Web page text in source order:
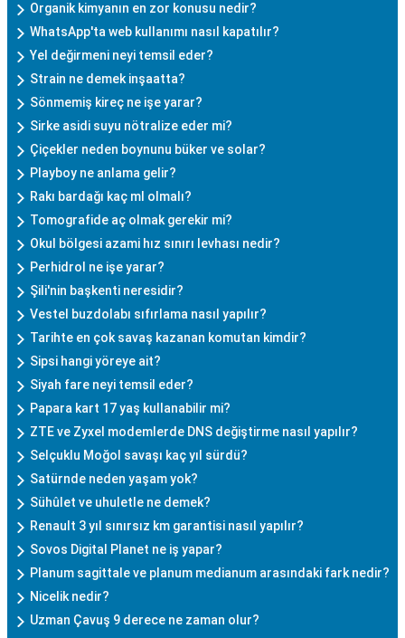
Organik kimyanın en zor konusu nedir?
WhatsApp'ta web kullanımı nasıl kapatılır?
Yel değirmeni neyi temsil eder?
Strain ne demek inşaatta?
Sönmemiş kireç ne işe yarar?
Sirke asidi suyu nötralize eder mi?
Çiçekler neden boynunu büker ve solar?
Playboy ne anlama gelir?
Rakı bardağı kaç ml olmalı?
Tomografide aç olmak gerekir mi?
Okul bölgesi azami hız sınırı levhası nedir?
Perhidrol ne işe yarar?
Şili'nin başkenti neresidir?
Vestel buzdolabı sıfırlama nasıl yapılır?
Tarihte en çok savaş kazanan komutan kimdir?
Sipsi hangi yöreye ait?
Siyah fare neyi temsil eder?
Papara kart 17 yaş kullanabilir mi?
ZTE ve Zyxel modemlerde DNS değiştirme nasıl yapılır?
Selçuklu Moğol savaşı kaç yıl sürdü?
Satürnde neden yaşam yok?
Sühûlet ve uhuletle ne demek?
Renault 3 yıl sınırsız km garantisi nasıl yapılır?
Sovos Digital Planet ne iş yapar?
Planum sagittale ve planum medianum arasındaki fark nedir?
Nicelik nedir?
Uzman Çavuş 9 derece ne zaman olur?